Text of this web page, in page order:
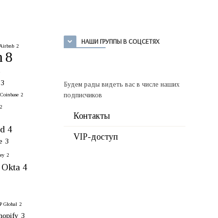
2
8
3
Coinbase 2
2
4
3
2
Okta 4
Global 2
3
НАШИ ГРУППЫ В СОЦСЕТЯХ
Будем рады видеть вас в числе наших
подписчиков
Контакты
VIP-доступ